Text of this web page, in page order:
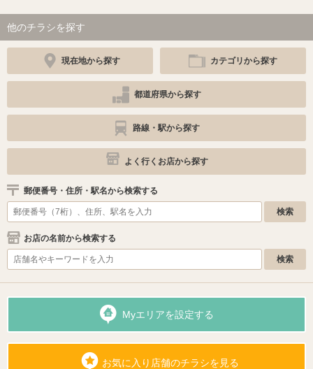
他のチラシを探す
現在地から探す カテゴリから探す
都道府県から探す
路線・駅から探す
よく行くお店から探す
郵便番号・住所・駅名から検索する
お店の名前から検索する
Myエリアを設定する
お気に入り店舗のチラシを見る